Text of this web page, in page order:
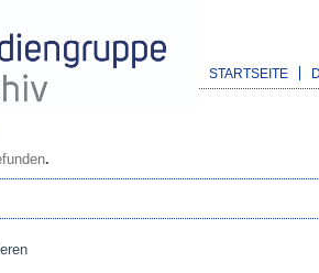
STARTSEITE
.